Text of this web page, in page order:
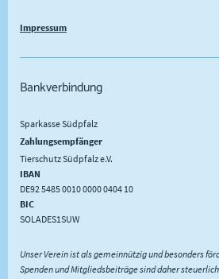
Impressum
Bankverbindung
Sparkasse Südpfalz
Zahlungsempfänger
Tierschutz Südpfalz e.V.
IBAN
DE92 5485 0010 0000 0404 10
BIC
SOLADES1SUW
Unser Verein ist als gemeinnützig und besonders
Spenden und Mitgliedsbeiträge sind daher